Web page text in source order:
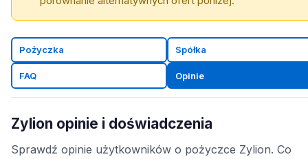
Pożyczka Spółka
FAQ Opinie
Zylion opinie i doświadczenia
Sprawdź opinie użytkowników o pożyczce Zylion. Co